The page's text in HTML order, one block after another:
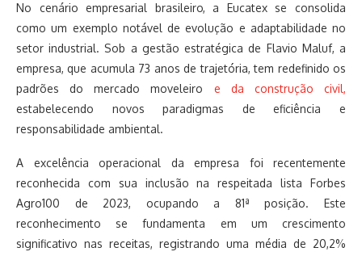
No cenário empresarial brasileiro, a Eucatex se consolida
como um exemplo notável de evolução e adaptabilidade no
setor industrial. Sob a gestão estratégica de Flavio Maluf, a
empresa, que acumula 73 anos de trajetória, tem redefinido os
padrões do mercado moveleiro e da construção civil,
estabelecendo novos paradigmas de eficiência e
responsabilidade ambiental.
A excelência operacional da empresa foi recentemente
reconhecida com sua inclusão na respeitada lista Forbes
Agro100 de 2023, ocupando a 81ª posição. Este
reconhecimento se fundamenta em um crescimento
significativo nas receitas, registrando uma média de 20,2%